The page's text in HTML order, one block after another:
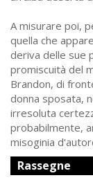
A misurare poi,
quella che
deriva delle sue
promiscuità del
Brandon, di
donna sposata,
irresoluta
probabilmente,
misoginia
Rassegne